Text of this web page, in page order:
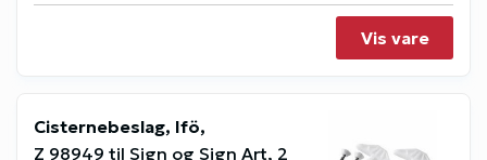
Vis vare
Cisternebeslag, Ifö,
Z 98949 til Sign og Sign Art, 2